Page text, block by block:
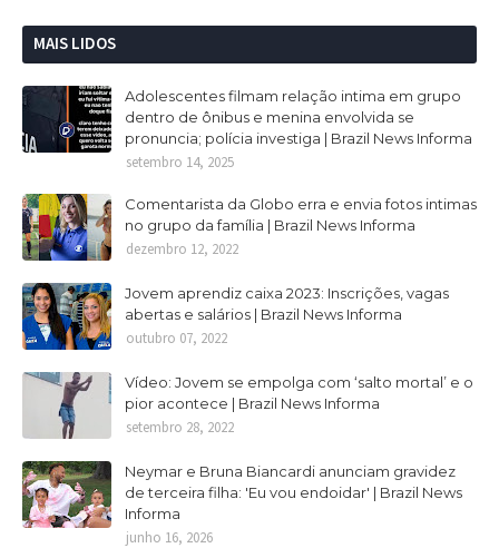
MAIS LIDOS
Adolescentes filmam relação intima em grupo
dentro de ônibus e menina envolvida se
pronuncia; polícia investiga | Brazil News Informa
setembro 14, 2025
Comentarista da Globo erra e envia fotos intimas
no grupo da família | Brazil News Informa
dezembro 12, 2022
Jovem aprendiz caixa 2023: Inscrições, vagas
abertas e salários | Brazil News Informa
outubro 07, 2022
Vídeo: Jovem se empolga com ‘salto mortal’ e o
pior acontece | Brazil News Informa
setembro 28, 2022
Neymar e Bruna Biancardi anunciam gravidez
de terceira filha: 'Eu vou endoidar' | Brazil News
Informa
junho 16, 2026